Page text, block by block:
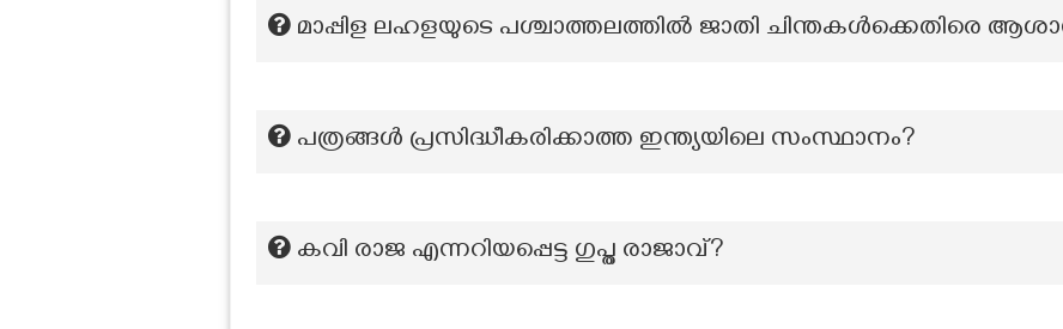
മാപ്പിള ലഹളയുടെ പശ്ചാത്തലത്തില്‍ ജാതി ചിന്തകള്‍ക്കെതിരെ
പത്രങ്ങൾ പ്രസിദ്ധീകരിക്കാത്ത ഇന്ത്യയിലെ സംസ്ഥാനം?
കവി രാജ എന്നറിയപ്പെട്ട ഗുപ്ത രാജാവ്?